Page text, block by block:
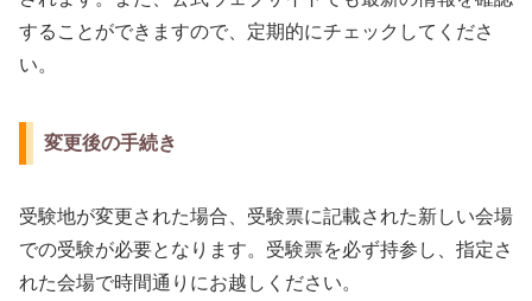
することができますので、定期的にチェックしてくださ
い。
変更後の手続き
受験地が変更された場合、受験票に記載された新しい会場
での受験が必要となります。受験票を必ず持参し、指定さ
れた会場で時間通りにお越しください。